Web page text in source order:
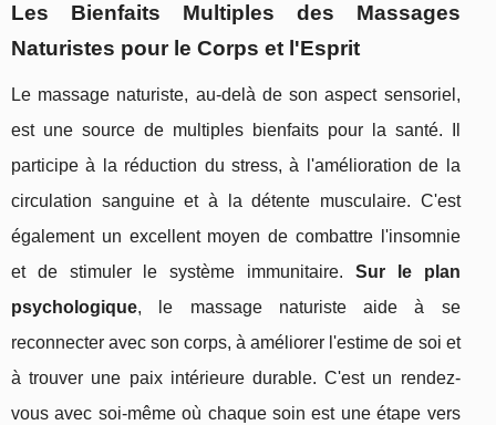
Les Bienfaits Multiples des Massages
Naturistes pour le Corps et l'Esprit
Le massage naturiste, au-delà de son aspect sensoriel,
est une source de multiples bienfaits pour la santé. Il
participe à la réduction du stress, à l'amélioration de la
circulation sanguine et à la détente musculaire. C'est
également un excellent moyen de combattre l'insomnie
et de stimuler le système immunitaire. Sur le plan
psychologique, le massage naturiste aide à se
reconnecter avec son corps, à améliorer l'estime de soi et
à trouver une paix intérieure durable. C'est un rendez-
vous avec soi-même où chaque soin est une étape vers